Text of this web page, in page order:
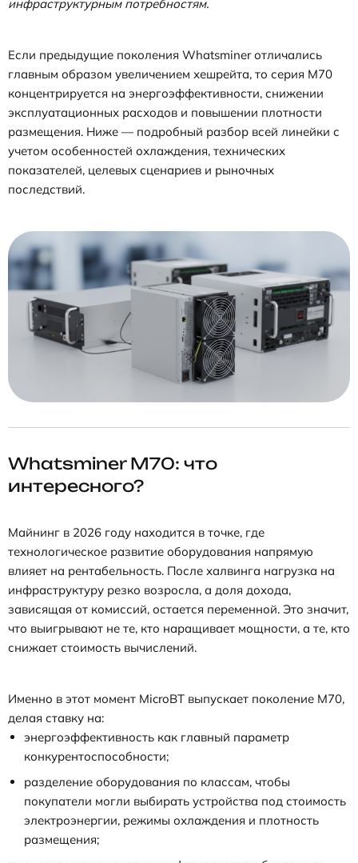
инфраструктурным потребностям.
Если предыдущие поколения Whatsminer отличались
главным образом увеличением хешрейта, то серия M70
концентрируется на энергоэффективности, снижении
эксплуатационных расходов и повышении плотности
размещения. Ниже — подробный разбор всей линейки с
учетом особенностей охлаждения, технических
показателей, целевых сценариев и рыночных
последствий.
Whatsminer M70: что
интересного?
Майнинг в 2026 году находится в точке, где
технологическое развитие оборудования напрямую
влияет на рентабельность. После халвинга нагрузка на
инфраструктуру резко возросла, а доля дохода,
зависящая от комиссий, остается переменной. Это значит,
что выигрывают не те, кто наращивает мощности, а те, кто
снижает стоимость вычислений.
Именно в этот момент MicroBT выпускает поколение M70,
делая ставку на:
энергоэффективность как главный параметр
конкурентоспособности;
разделение оборудования по классам, чтобы
покупатели могли выбирать устройства под стоимость
электроэнергии, режимы охлаждения и плотность
размещения;